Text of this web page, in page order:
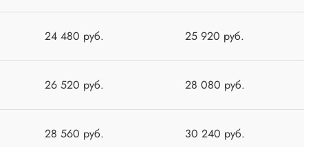
24 480 руб. 25 920 руб.
26 520 руб. 28 080 руб.
28 560 руб. 30 240 руб.